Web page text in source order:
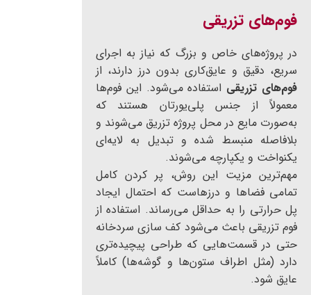
فوم‌های تزریقی
در پروژه‌های خاص و بزرگ که نیاز به اجرای
سریع، دقیق و عایق‌کاری بدون درز دارند، از
فوم‌های تزریقی استفاده می‌شود. این فوم‌ها
معمولاً از جنس پلی‌یورتان هستند که
به‌صورت مایع در محل پروژه تزریق می‌شوند و
بلافاصله منبسط شده و تبدیل به لایه‌ای
یکنواخت و یکپارچه می‌شوند.
مهم‌ترین مزیت این روش، پر کردن کامل
تمامی فضاها و درزهاست که احتمال ایجاد
پل حرارتی را به حداقل می‌رساند. استفاده از
فوم تزریقی باعث می‌شود کف سازی سردخانه
حتی در قسمت‌هایی که طراحی پیچیده‌تری
دارد (مثل اطراف ستون‌ها و گوشه‌ها) کاملاً
عایق شود.